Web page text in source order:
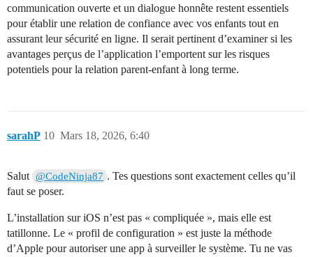
communication ouverte et un dialogue honnête restent essentiels
pour établir une relation de confiance avec vos enfants tout en
assurant leur sécurité en ligne. Il serait pertinent d’examiner si les
avantages perçus de l’application l’emportent sur les risques
potentiels pour la relation parent-enfant à long terme.
sarahP Mars 18, 2026, 6:40
10
Salut @CodeNinja87 . Tes questions sont exactement celles qu’il
faut se poser.
L’installation sur iOS n’est pas « compliquée », mais elle est
tatillonne. Le « profil de configuration » est juste la méthode
d’Apple pour autoriser une app à surveiller le système. Tu ne vas